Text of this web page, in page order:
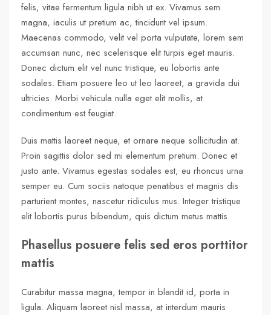
felis, vitae fermentum ligula nibh ut ex. Vivamus sem
magna, iaculis ut pretium ac, tincidunt vel ipsum.
Maecenas commodo, velit vel porta vulputate, lorem sem
accumsan nunc, nec scelerisque elit turpis eget mauris.
Donec dictum elit vel nunc tristique, eu lobortis ante
sodales. Etiam posuere leo ut leo laoreet, a gravida dui
ultricies. Morbi vehicula nulla eget elit mollis, at
condimentum est feugiat.
Duis mattis laoreet neque, et ornare neque sollicitudin at.
Proin sagittis dolor sed mi elementum pretium. Donec et
justo ante. Vivamus egestas sodales est, eu rhoncus urna
semper eu. Cum sociis natoque penatibus et magnis dis
parturient montes, nascetur ridiculus mus. Integer tristique
elit lobortis purus bibendum, quis dictum metus mattis.
Phasellus posuere felis sed eros porttitor
mattis
Curabitur massa magna, tempor in blandit id, porta in
ligula. Aliquam laoreet nisl massa, at interdum mauris